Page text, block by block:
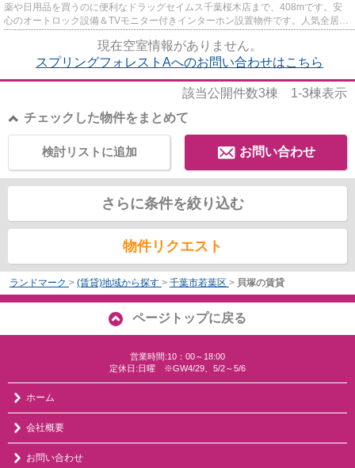
薬や日用品を買うのに便利なドラッグセイムス千葉桜木店まで、408mです。安
心のオートロック設備＆TVモニター付きインターホン設置物件です。人気全居室
現在空室情報がありません。
スプリングフォレストAへのお問い合わせはこちら
該当公開件数3棟 1-3棟表示
チェックした物件をまとめて
お問い合わせ
検討リストに追加
さらに条件を絞り込む
物件リクエスト
ランドマーク > (賃貸)地域から探す > 千葉市若葉区 > 貝塚の賃貸
ページトップに戻る
営業時間:10：00～18:00
定休日:日曜 ※GW4/29、5/2～5/6
ホーム
会社概要
お問い合わせ